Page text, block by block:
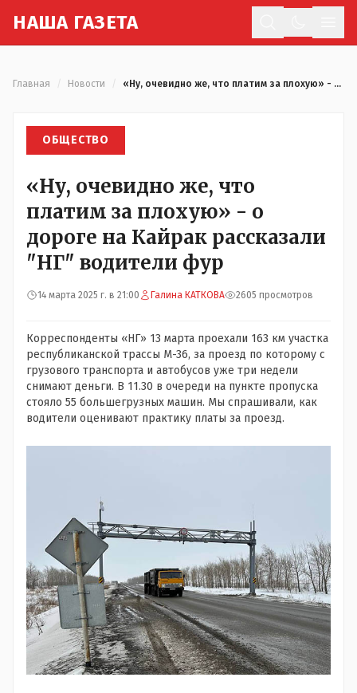
НАША ГАЗЕТА
Главная Новости «Ну, очевидно же, что платим за плохую» - о дороге на Кайрак рассказали "НГ" водители фур
ОБЩЕСТВО
«Ну, очевидно же, что
платим за плохую» - о
дороге на Кайрак рассказали
"НГ" водители фур
14 марта 2025 г. в 21:00 Галина КАТКОВА 2605 просмотров
Корреспонденты «НГ» 13 марта проехали 163 км участка
республиканской трассы М-36, за проезд по которому с
грузового транспорта и автобусов уже три недели
снимают деньги. В 11.30 в очереди на пункте пропуска
стояло 55 большегрузных машин. Мы спрашивали, как
водители оценивают практику платы за проезд.